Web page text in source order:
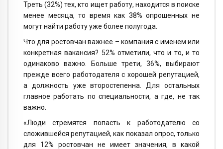
Треть (32%) тех, кто ищет работу, находится в поиске
менее месяца, то время как 38% опрошенных не
могут найти работу уже более полугода.
Что для ростовчан важнее – компания с именем или
конкретная вакансия? 52% отметили, что и то, и то
одинаково важно. Больше трети, 36%, выбирают
прежде всего работодателя с хорошей репутацией,
а должность уже второстепенна. Для остальных
главное работать по специальности, а где, не так
важно.
«Люди стремятся попасть к работодателю со
сложившейся репутацией, как показал опрос, только
для 12% ростовчан не имеет значения, в какой